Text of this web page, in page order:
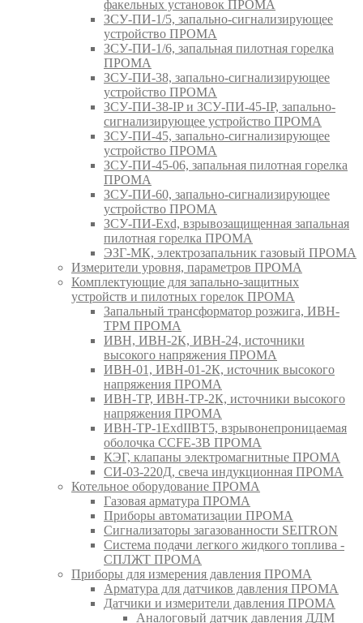
факельных установок ПРОМА
ЗСУ-ПИ-1/5, запально-сигнализирующее
устройство ПРОМА
ЗСУ-ПИ-1/6, запальная пилотная горелка
ПРОМА
ЗСУ-ПИ-38, запально-сигнализирующее
устройство ПРОМА
ЗСУ-ПИ-38-IP и ЗСУ-ПИ-45-IP, запально-
сигнализирующее устройство ПРОМА
ЗСУ-ПИ-45, запально-сигнализирующее
устройство ПРОМА
ЗСУ-ПИ-45-06, запальная пилотная горелка
ПРОМА
ЗСУ-ПИ-60, запально-сигнализирующее
устройство ПРОМА
ЗСУ-ПИ-Exd, взрывозащищенная запальная
пилотная горелка ПРОМА
ЭЗГ-МК, электрозапальник газовый ПРОМА
Измерители уровня, параметров ПРОМА
Комплектующие для запально-защитных
устройств и пилотных горелок ПРОМА
Запальный трансформатор розжига, ИВН-
ТРМ ПРОМА
ИВН, ИВН-2К, ИВН-24, источники
высокого напряжения ПРОМА
ИВН-01, ИВН-01-2К, источник высокого
напряжения ПРОМА
ИВН-ТР, ИВН-ТР-2К, источники высокого
напряжения ПРОМА
ИВН-ТР-1ExdIIBT5, взрывонепроницаемая
оболочка CCFE-3B ПРОМА
КЭГ, клапаны электромагнитные ПРОМА
СИ-03-220Д, свеча индукционная ПРОМА
Котельное оборудование ПРОМА
Газовая арматура ПРОМА
Приборы автоматизации ПРОМА
Сигнализаторы загазованности SEITRON
Система подачи легкого жидкого топлива -
СПЛЖТ ПРОМА
Приборы для измерения давления ПРОМА
Арматура для датчиков давления ПРОМА
Датчики и измерители давления ПРОМА
Аналоговый датчик давления ДДМ